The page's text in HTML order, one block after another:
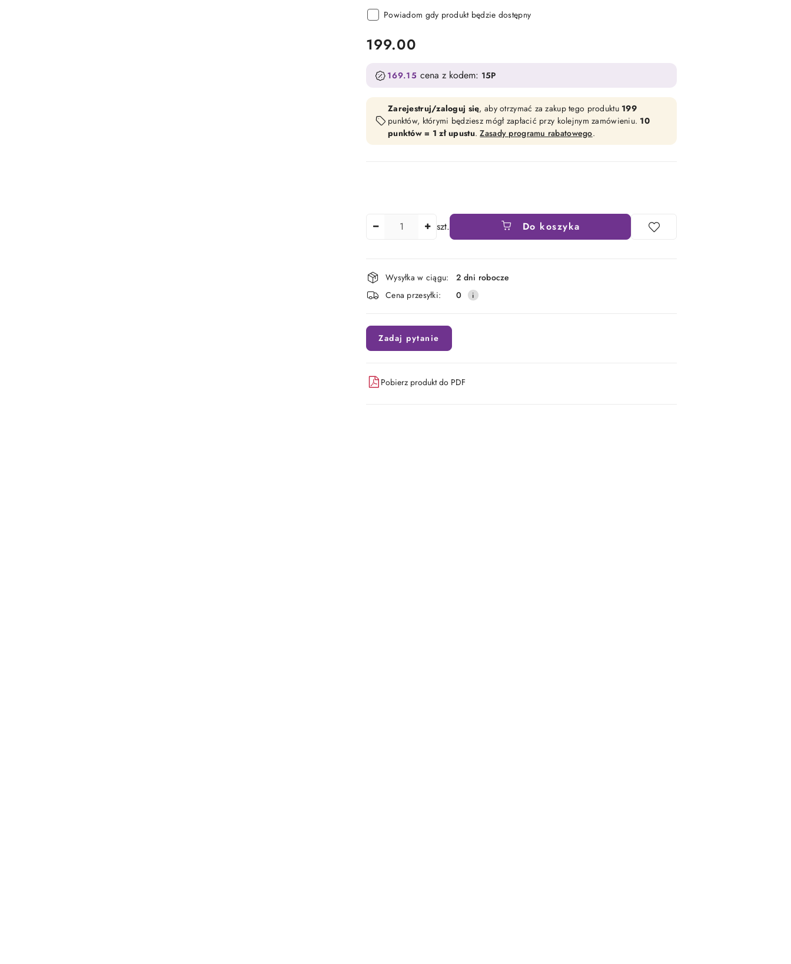
Powiadom gdy produkt będzie dostępny
cena:
199.00
169.15 cena z kodem: 15P
Zarejestruj/zaloguj się, aby otrzymać za zakup tego produktu 199
punktów, którymi będziesz mógł zapłacić przy kolejnym zamówieniu. 10
punktów = 1 zł upustu.Zasady programu rabatowego.
szt. Do koszyka
Dostępność
i
dostawa
Wysyłka w ciągu:
2 dni robocze
Cena przesyłki:
0
Zadaj pytanie
Pobierz produkt do PDF